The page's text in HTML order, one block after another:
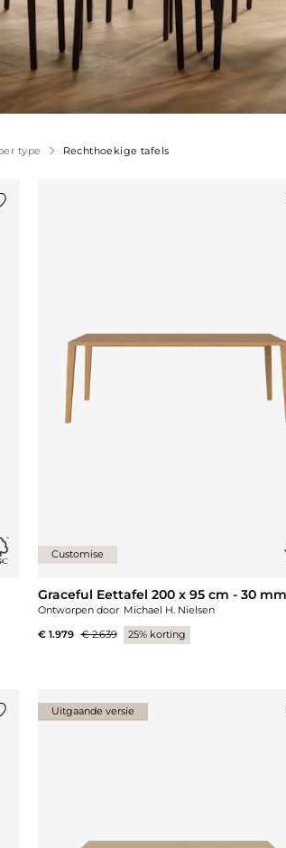
type Rechthoekige tafels
Customise
Graceful Eettafel 200 x 95 cm - 30 mm
Ontworpen door Michael H. Nielsen
€ 1.979 € 2.639 25% korting
Uitgaande versie